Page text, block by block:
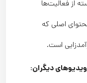
از فعالیت‌ها
اصلی که
است.
دیگران: